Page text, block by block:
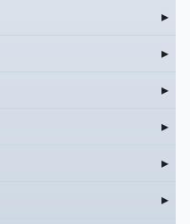
▸
▸
▸
▸
▸
▸